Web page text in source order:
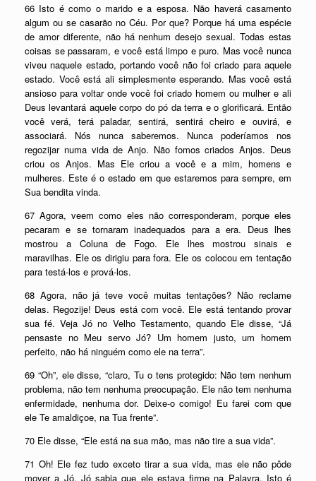
66 Isto é como o marido e a esposa. Não haverá casamento
algum ou se casarão no Céu. Por que? Porque há uma espécie
de amor diferente, não há nenhum desejo sexual. Todas estas
coisas se passaram, e você está limpo e puro. Mas você nunca
viveu naquele estado, portando você não foi criado para aquele
estado. Você está ali simplesmente esperando. Mas você está
ansioso para voltar onde você foi criado homem ou mulher e ali
Deus levantará aquele corpo do pó da terra e o glorificará. Então
você verá, terá paladar, sentirá, sentirá cheiro e ouvirá, e
associará. Nós nunca saberemos. Nunca poderíamos nos
regozijar numa vida de Anjo. Não fomos criados Anjos. Deus
criou os Anjos. Mas Ele criou a você e a mim, homens e
mulheres. Este é o estado em que estaremos para sempre, em
Sua bendita vinda.
67 Agora, veem como eles não corresponderam, porque eles
pecaram e se tornaram inadequados para a era. Deus lhes
mostrou a Coluna de Fogo. Ele lhes mostrou sinais e
maravilhas. Ele os dirigiu para fora. Ele os colocou em tentação
para testá-los e prová-los.
68 Agora, não já teve você muitas tentações? Não reclame
delas. Regozije! Deus está com você. Ele está tentando provar
sua fé. Veja Jó no Velho Testamento, quando Ele disse, “Já
pensaste no Meu servo Jó? Um homem justo, um homem
perfeito, não há ninguém como ele na terra”.
69 “Oh”, ele disse, “claro, Tu o tens protegido: Não tem nenhum
problema, não tem nenhuma preocupação. Ele não tem nenhuma
enfermidade, nenhuma dor. Deixe-o comigo! Eu farei com que
ele Te amaldiçoe, na Tua frente”.
70 Ele disse, “Ele está na sua mão, mas não tire a sua vida”.
71 Oh! Ele fez tudo exceto tirar a sua vida, mas ele não pôde
mover a Jó. Jó sabia que ele estava firme na Palavra. Isto é